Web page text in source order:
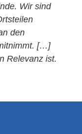
Wir sind
den
[…]
Relevanz ist.